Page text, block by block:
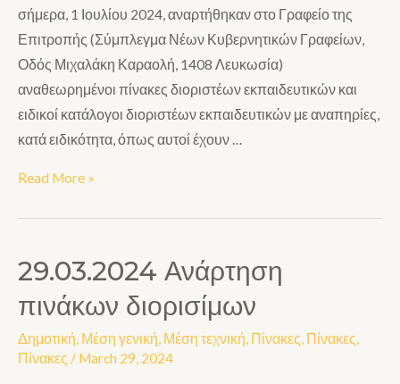
σήμερα, 1 Ιουλίου 2024, αναρτήθηκαν στο Γραφείο της
Επιτροπής (Σύμπλεγμα Νέων Κυβερνητικών Γραφείων,
Οδός Μιχαλάκη Καραολή, 1408 Λευκωσία)
αναθεωρημένοι πίνακες διοριστέων εκπαιδευτικών και
ειδικοί κατάλογοι διοριστέων εκπαιδευτικών με αναπηρίες,
κατά ειδικότητα, όπως αυτοί έχουν …
Read More »
29.03.2024 Ανάρτηση
πινάκων διορισίμων
Δημοτική, Μέση γενική, Μέση τεχνική, Πίνακες, Πίνακες,
Πίνακες / March 29, 2024